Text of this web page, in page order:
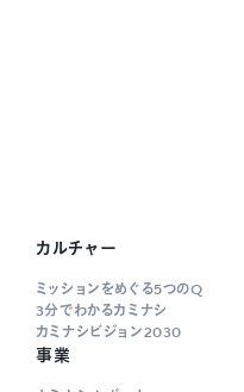
カルチャー
ミッションをめぐる5つのQ
3分でわかるカミナシ
カミナシビジョン2030
事業